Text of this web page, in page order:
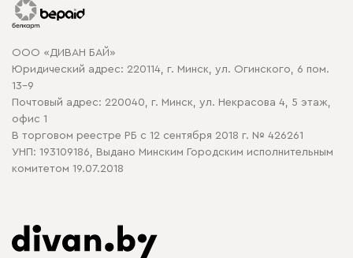
Гарантия
Карта сайта
Политика конфиденциальности
Политика в отношении обработки cookie
ООО «ДИВАН БАЙ»
Юридический адрес: 220114, г. Минск, ул. Огинского, 6 пом.
13-9
Почтовый адрес: 220040, г. Минск, ул. Некрасова 4, 5 этаж,
офис 1
В торговом реестре РБ с 12 сентября 2018 г. № 426261
УНП: 193109186, Выдано Минским Городским исполнительным
комитетом 19.07.2018